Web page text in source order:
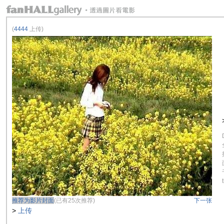
(4444 上传)
推荐为影片封面(已有25次推荐) 下一张
> 上传